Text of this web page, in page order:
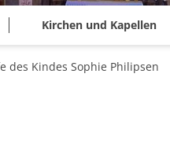
Kirchen und Kapellen
des Kindes Sophie Philipsen